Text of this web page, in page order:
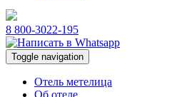
8 800-3022-195
Toggle navigation
Отель метелица
Об отеле